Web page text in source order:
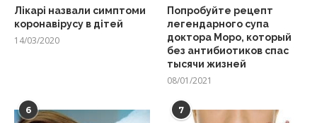
Лікарі назвали симптоми
коронавірусу в дітей
14/03/2020
Попробуйте рецепт
легендарного супа
доктора Моро, который
без антибиотиков спас
тысячи жизней
08/01/2021
6 7